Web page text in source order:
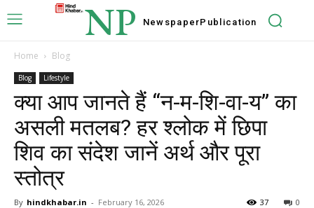
NP NewspaperPublication
Home Blog
Blog Lifestyle
क्या आप जानते हैं “न-म-शि-वा-य” का
असली मतलब? हर श्लोक में छिपा
शिव का संदेश जानें अर्थ और पूरा
स्तोत्र
By hindkhabar.in - February 16, 2026 0
37